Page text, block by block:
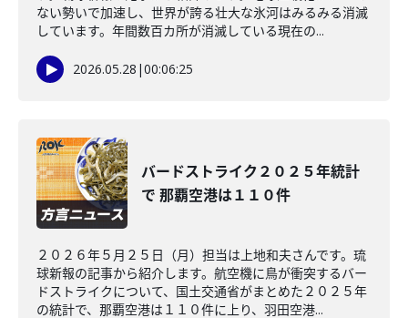
ない勢いで加速し、世界が誇る壮大な氷河はみるみる消滅
しています。年間数百カ所が消滅している現在の...
2026.05.28 |00:06:25
バードストライク２０２５年統計
で 那覇空港は１１０件
２０２６年５月２５日（月）担当は上地和夫さんです。琉
球新報の記事から紹介します。航空機に鳥が衝突するバー
ドストライクについて、国土交通省がまとめた２０２５年
の統計で、那覇空港は１１０件に上り、羽田空港...